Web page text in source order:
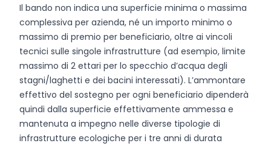
Il bando non indica una superficie minima o massima
complessiva per azienda, né un importo minimo o
massimo di premio per beneficiario, oltre ai vincoli
tecnici sulle singole infrastrutture (ad esempio, limite
massimo di 2 ettari per lo specchio d’acqua degli
stagni/laghetti e dei bacini interessati). L’ammontare
effettivo del sostegno per ogni beneficiario dipenderà
quindi dalla superficie effettivamente ammessa e
mantenuta a impegno nelle diverse tipologie di
infrastrutture ecologiche per i tre anni di durata